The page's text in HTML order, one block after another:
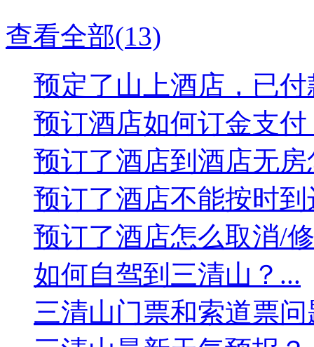
查看全部(13)
预定了山上酒店，已
预订酒店如何订金支付
预订了酒店到酒店无
预订了酒店不能按时
预订了酒店怎么取消/
如何自驾到三清山？...
三清山门票和索道票问